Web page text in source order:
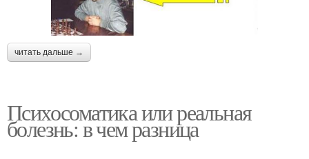
читать дальше →
Психосоматика или реальная
болезнь: в чем разница